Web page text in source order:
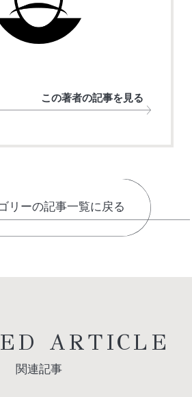
この著者の記事を見る
リーの記事一覧に戻る
ARTICLE
関連記事